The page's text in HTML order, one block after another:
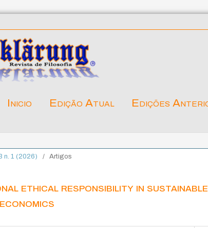
Inicio Edição Atual Edições
n. 1 (2026) / Artigos
ethical responsibility in sustainable